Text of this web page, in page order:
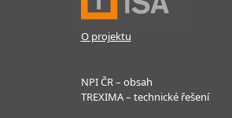
O projektu
NPI ČR – obsah
TREXIMA – technické řešení